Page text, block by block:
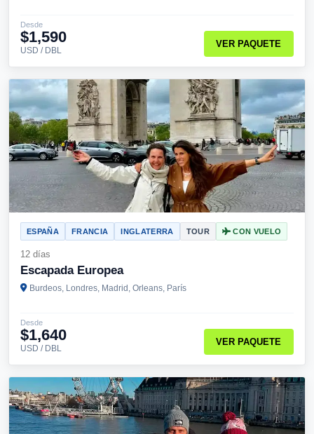
Desde
$1,590
USD / DBL
VER PAQUETE
ESPAÑA FRANCIA INGLATERRA TOUR CON VUELO
12 días
Escapada Europea
Burdeos, Londres, Madrid, Orleans, París
Desde
$1,640
USD / DBL
VER PAQUETE